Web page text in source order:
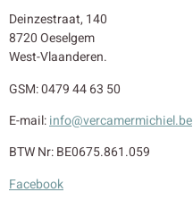
Deinzestraat, 140
8720 Oeselgem
West-Vlaanderen.
GSM: 0479 44 63 50
E-mail:info@vercamermichiel.be
BTW Nr: BE0675.861.059
Facebook